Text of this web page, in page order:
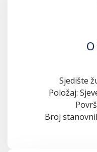
Sjedište
Položaj:
Broj